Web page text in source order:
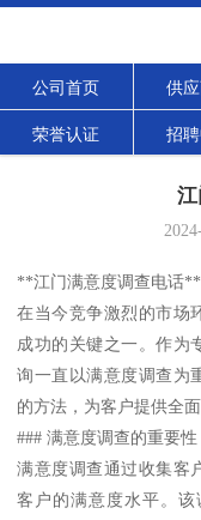
公司首页 供
荣誉认证 招
**江门满意度调查电话**
在当今竞争激烈的市场
成功的关键之一。作为
询一直以满意度调查为
的方法，为客户提供全
### 满意度调查的重要性
满意度调查通过收集客
客户的满意度水平。